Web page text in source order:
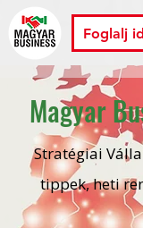
Foglalj
Magyar
Stratégiai
tippek, heti